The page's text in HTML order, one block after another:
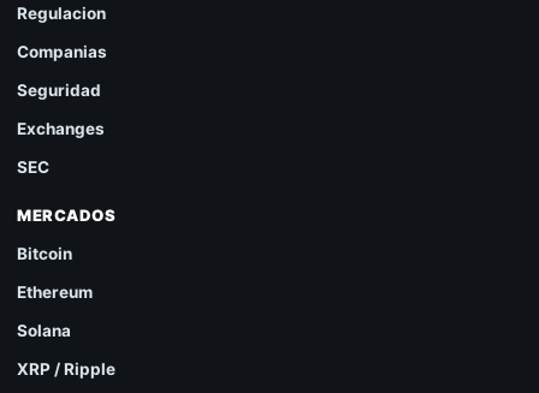
Regulacion
Companias
Seguridad
Exchanges
SEC
MERCADOS
Bitcoin
Ethereum
Solana
XRP / Ripple